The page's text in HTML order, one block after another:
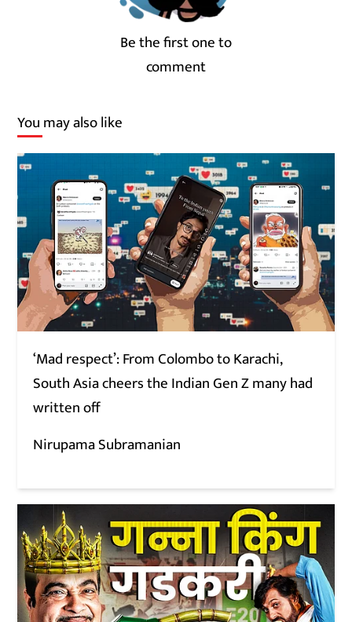
Be the first one to
comment
You may also like
‘Mad respect’: From Colombo to Karachi,
South Asia cheers the Indian Gen Z many had
written off
Nirupama Subramanian